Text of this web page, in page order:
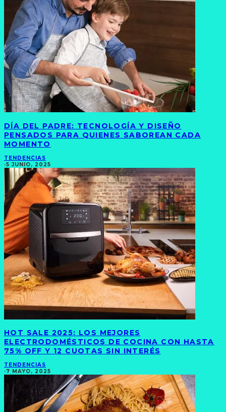
DÍA DEL PADRE: TECNOLOGÍA Y DISEÑO
PENSADOS PARA QUIENES SABOREAN CADA
MOMENTO
TENDENCIAS
·5 JUNIO, 2025
HOT SALE 2025: LOS MEJORES
ELECTRODOMÉSTICOS DE COCINA CON HASTA
75% OFF Y 12 CUOTAS SIN INTERÉS
TENDENCIAS
·7 MAYO, 2025